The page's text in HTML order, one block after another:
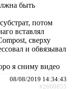
быть
потом
вставлял
сверху
и обвязывал
я сниму видео
08/08/2019 14:34:43
#2660855